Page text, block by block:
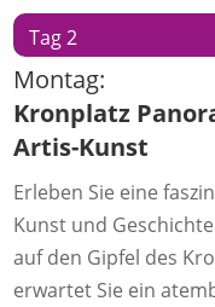
Tag 2
Montag:
Kronplatz
Artis-Kunst
Erleben Sie eine
Kunst und
auf den Gipfel des
erwartet Sie ein